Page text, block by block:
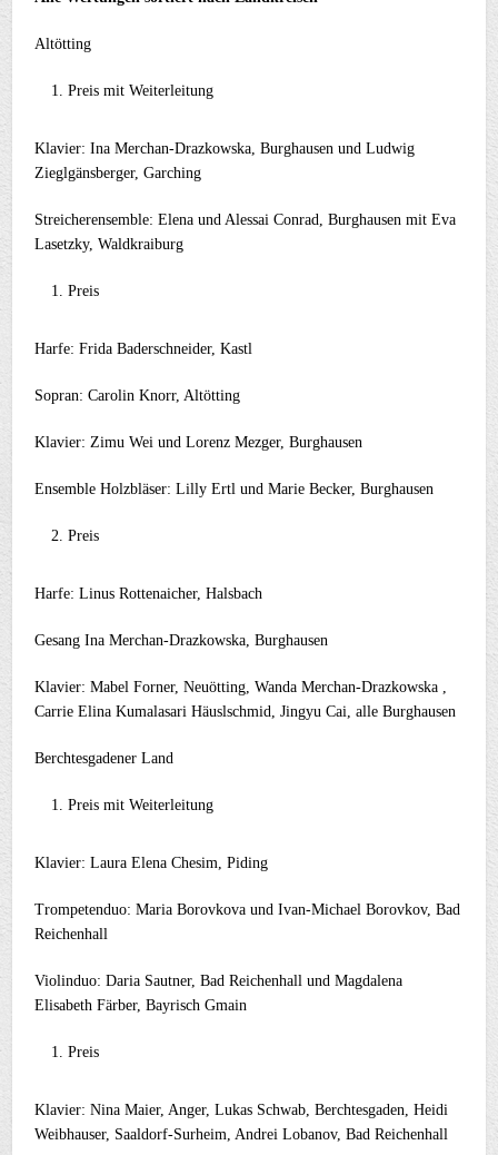
Altötting
Preis mit Weiterleitung
Klavier: Ina Merchan-Drazkowska, Burghausen und Ludwig
Zieglgänsberger, Garching
Streicherensemble: Elena und Alessai Conrad, Burghausen mit Eva
Lasetzky, Waldkraiburg
Preis
Harfe: Frida Baderschneider, Kastl
Sopran: Carolin Knorr, Altötting
Klavier: Zimu Wei und Lorenz Mezger, Burghausen
Ensemble Holzbläser: Lilly Ertl und Marie Becker, Burghausen
Preis
Harfe: Linus Rottenaicher, Halsbach
Gesang Ina Merchan-Drazkowska, Burghausen
Klavier: Mabel Forner, Neuötting, Wanda Merchan-Drazkowska ,
Carrie Elina Kumalasari Häuslschmid, Jingyu Cai, alle Burghausen
Berchtesgadener Land
Preis mit Weiterleitung
Klavier: Laura Elena Chesim, Piding
Trompetenduo: Maria Borovkova und Ivan-Michael Borovkov, Bad
Reichenhall
Violinduo: Daria Sautner, Bad Reichenhall und Magdalena
Elisabeth Färber, Bayrisch Gmain
Preis
Klavier: Nina Maier, Anger, Lukas Schwab, Berchtesgaden, Heidi
Weibhauser, Saaldorf-Surheim, Andrei Lobanov, Bad Reichenhall